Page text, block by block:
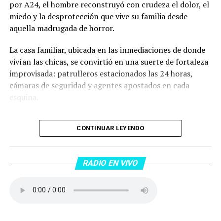
por A24, el hombre reconstruyó con crudeza el dolor, el
miedo y la desprotección que vive su familia desde
aquella madrugada de horror.
La casa familiar, ubicada en las inmediaciones de donde
vivían las chicas, se convirtió en una suerte de fortaleza
improvisada: patrulleros estacionados las 24 horas,
cámaras de seguridad y agentes apostados en cada
Sin embargo, ni esa presencia policial parece traerles
calma. “Nos sentimos solos y desamparados”, repitió el
En la noche del jueves, una situación extraña y
hombre al volante y una mujer de acompañante, se
CONTINUAR LEYENDO
RADIO EN VIVO